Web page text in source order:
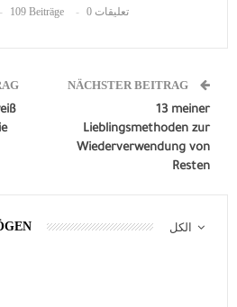
109 Beiträge 0 تعليقات
NÄCHSTER BEITRAG
13 meiner
Lieblingsmethoden zur
Wiederverwendung von
Resten